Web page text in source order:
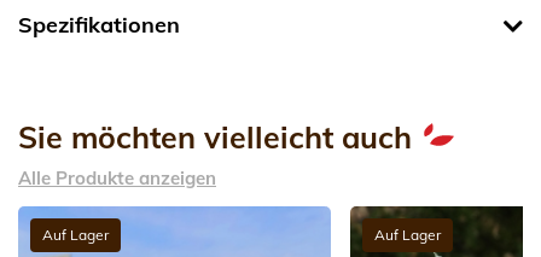
Spezifikationen
Sie möchten vielleicht auch
Alle Produkte anzeigen
Auf Lager Auf Lager